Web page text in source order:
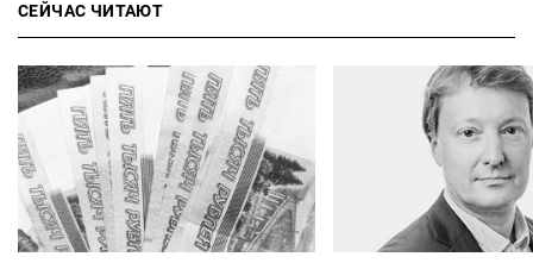
СЕЙЧАС ЧИТАЮТ